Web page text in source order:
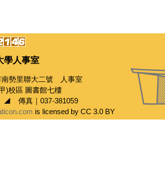
學人事室
勢里聯大二號 人事室
校區 圖書館七樓
傳真｜037-381059
is licensed by CC 3.0 BY